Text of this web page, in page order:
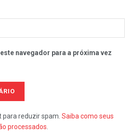
navegador para a próxima vez
reduzir spam. Saiba como seus
processados